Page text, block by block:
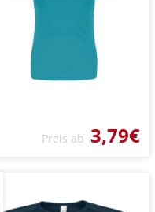
Preis ab 3,79€